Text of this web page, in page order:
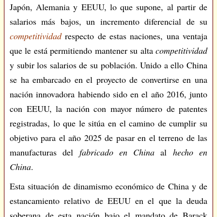
Japón, Alemania y EEUU, lo que supone, al partir de
salarios más bajos, un incremento diferencial de su
competitividadrespecto de estas naciones, una ventaja
que le está permitiendo mantener su alta competitividad
y subir los salarios de su población. Unido a ello China
se ha embarcado en el proyecto de convertirse en una
nación innovadora habiendo sido en el año 2016, junto
con EEUU, la nación con mayor número de patentes
registradas, lo que le sitúa en el camino de cumplir su
objetivo para el año 2025 de pasar en el terreno de las
manufacturas del fabricado en China al hecho en
China.
Esta situación de dinamismo económico de China y de
estancamiento relativo de EEUU en el que la deuda